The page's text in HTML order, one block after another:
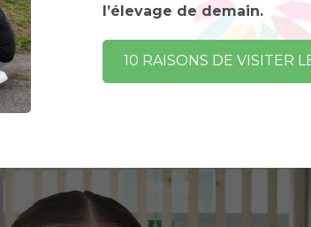
l’élevage de demain.
10 RAISONS DE VISITER